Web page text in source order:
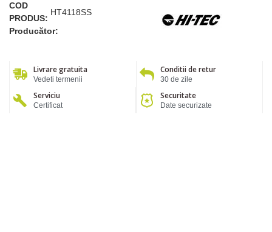
COD
PRODUS:
HT4118SS
Producător:
Livrare gratuita
Vedeti termenii
Conditii de retur
30 de zile
Serviciu
Certificat
Securitate
Date securizate